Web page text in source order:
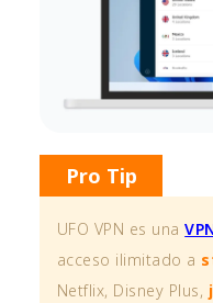
Pro Tip
UFO VPN es una
acceso ilimitado a
Netflix, Disney Plus,